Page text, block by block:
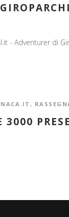
- Adventurer di
,
3000